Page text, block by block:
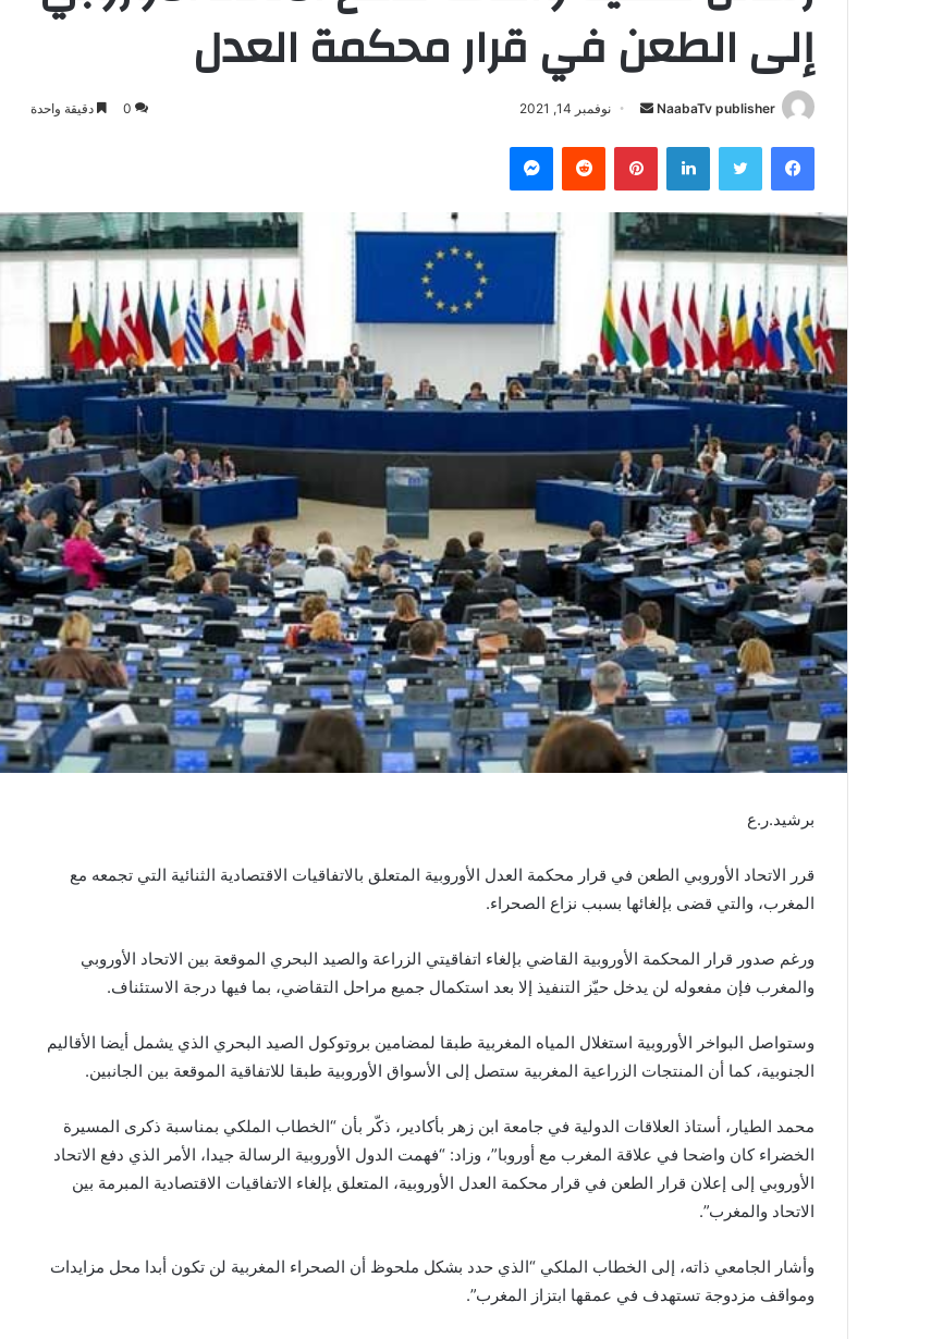
إلى الطعن في قرار محكمة العدل
NaabaTv publisher
س
ب
ر
ي
ا
إ
ل
ك
ر
و
ن
ي
ا
نوفمبر 14, 2021 0 دقيقة واحدة
فيسبوك لينكدإن بينتيريست
برشيد.ر.ع
قرر الاتحاد الأوروبي الطعن في قرار محكمة العدل الأوروبية المتعلق بالاتفاقيات الاقتصادية الثنائية التي تجمعه مع
المغرب، والتي قضى بإلغائها بسبب نزاع الصحراء.
ورغم صدور قرار المحكمة الأوروبية القاضي بإلغاء اتفاقيتي الزراعة والصيد البحري الموقعة بين الاتحاد الأوروبي
والمغرب فإن مفعوله لن يدخل حيّز التنفيذ إلا بعد استكمال جميع مراحل التقاضي، بما فيها درجة الاستئناف.
وستواصل البواخر الأوروبية استغلال المياه المغربية طبقا لمضامين بروتوكول الصيد البحري الذي يشمل أيضا الأقاليم
الجنوبية، كما أن المنتجات الزراعية المغربية ستصل إلى الأسواق الأوروبية طبقا للاتفاقية الموقعة بين الجانبين.
محمد الطيار، أستاذ العلاقات الدولية في جامعة ابن زهر بأكادير، ذكّر بأن “الخطاب الملكي بمناسبة ذكرى المسيرة
الخضراء كان واضحا في علاقة المغرب مع أوروبا”، وزاد: “فهمت الدول الأوروبية الرسالة جيدا، الأمر الذي دفع الاتحاد
الأوروبي إلى إعلان قرار الطعن في قرار محكمة العدل الأوروبية، المتعلق بإلغاء الاتفاقيات الاقتصادية المبرمة بين
الاتحاد والمغرب”.
وأشار الجامعي ذاته، إلى الخطاب الملكي “الذي حدد بشكل ملحوظ أن الصحراء المغربية لن تكون أبدا محل مزايدات
ومواقف مزدوجة تستهدف في عمقها ابتزاز المغرب”.